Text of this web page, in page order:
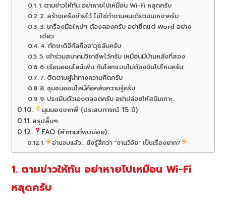
1. ตามข่าวให้ทัน อย่าหายไปเหมือน Wi-Fi หลุดครับ
2. สร้างเครือข่ายไว้ ไม่ใช่ทำงานคนเดียวจนเหงาครับ
3. เครื่องมือใหม่ๆ ต้องลองครับ อย่ายึดแต่ Word อย่าง
เดียว
4. ทักษะดิจิทัลคืออาวุธลับครับ
5. เข้าร่วมสมาคมวิชาชีพไว้ครับ เหมือนมีบ้านหลังที่สอง
6. เรียนออนไลน์เพิ่ม ทันโลกแบบไม่ต้องบินไปไหนครับ
7. ติดตามผู้นำทางความคิดครับ
8. ชุมชนออนไลน์คือคลังความรู้ครับ
9. ประเมินตัวเองตลอดครับ อย่าปล่อยให้สนิมเกาะ
มุมมองจากพี่ (ประสบการณ์ 15 ปี)
สรุปสั้นๆ
FAQ (คำถามที่พบบ่อย)
อ่านจบแล้ว... ยังรู้สึกว่า "งานวิจัย" เป็นเรื่องยาก?
1. ตามข่าวให้ทัน อย่าหายไปเหมือน Wi-Fi
หลุดครับ